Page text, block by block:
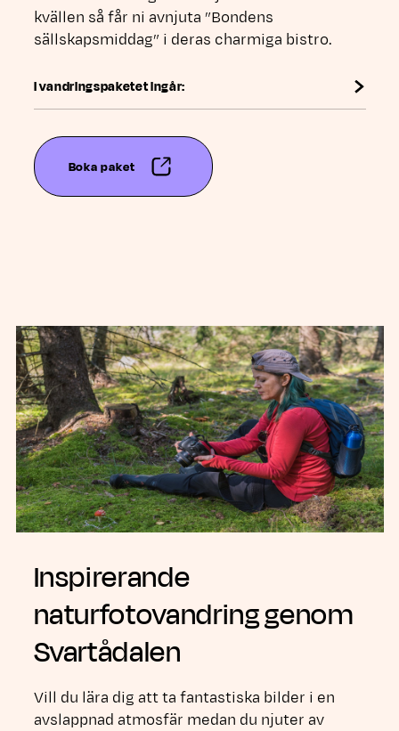
kvällen så får ni avnjuta ”Bondens
sällskapsmiddag” i deras charmiga bistro.
I vandringspaketet ingår:
Boka paket
Inspirerande
naturfotovandring genom
Svartådalen
Vill du lära dig att ta fantastiska bilder i en
avslappnad atmosfär medan du njuter av